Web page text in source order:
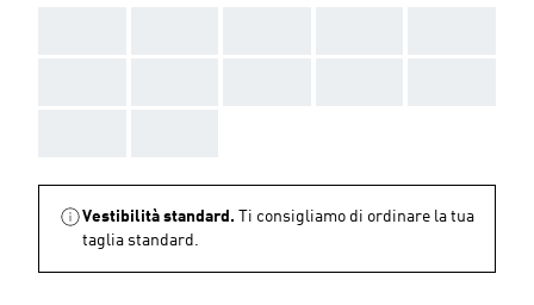
Vestibilità standard.
Ti consigliamo di ordinare la tua
taglia standard.